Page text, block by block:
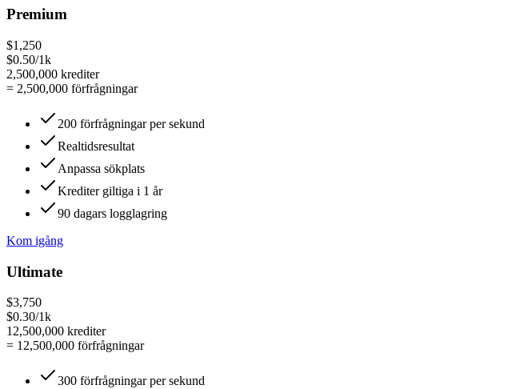
Premium
$1,250
$0.50/1k
2,500,000 krediter
= 2,500,000 förfrågningar
200 förfrågningar per sekund
Realtidsresultat
Anpassa sökplats
Krediter giltiga i 1 år
90 dagars logglagring
Kom igång
Ultimate
$3,750
$0.30/1k
12,500,000 krediter
= 12,500,000 förfrågningar
300 förfrågningar per sekund